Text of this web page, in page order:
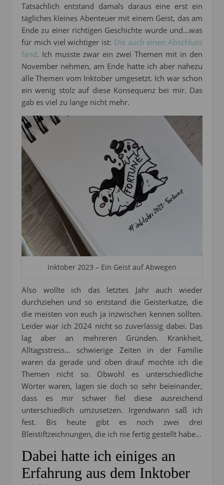
Tatsächlich entstand damals daraus eine erst ein
tägliches kleines Abenteuer mit einem Geist, das am
Ende zu einer richtigen Geschichte wurde und…was
für mich viel wichtiger ist: Die auch einen Abschluss
fand. Ich musste zwar ein zwei Themen mit in den
November nehmen, am Ende hatte ich aber nahezu
alle Themen vom Inktober umgesetzt. Ich war schon
ein wenig stolz auf diese Konsequenz bei mir. Das
gab es viel zu lange nicht mehr.
Inktober 2023 – Ein Geist auf Abwegen
Also wollte ich das letztes Jahr auch wieder
durchziehen und so entstand die Geisterkatze, die
die meisten von euch ja inzwischen kennen sollten.
Leider war ich 2024 nicht so zuverlässig dabei. Das
lag aber an mehreren Gründen. Krankheit,
Alltagsstress… schwierige Zeiten in der Familie
waren da gerade und oben drauf mochte ich die
Themen nicht so. Obwohl es unterschiedliche
Wörter waren, lagen sie doch so sehr beieinander,
dass es mir schwer fiel diese ausreichend
unterschiedlich umzusetzen. Irgendwann saß ich
fest. Bis heute gibt es noch zwei drei
Bleistiftzeichnungen, die ich nie fertig gestellt habe…
Dabei hatte ich einiges an
Erfahrung aus dem Inktober